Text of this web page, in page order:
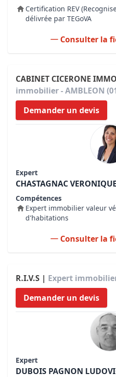
Certification REV
délivrée par TEGoVA
Consulter la
CABINET CICERONE
immobilier - AMBLEON
Demander un devis
Expert
CHASTAGNAC VERONIQUE
Compétences
Expert immobilier valeur
d'habitations
Consulter la
R.I.V.S | Expert
Demander un devis
Expert
DUBOIS PAGNON